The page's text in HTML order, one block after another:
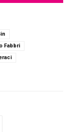
Fabbri